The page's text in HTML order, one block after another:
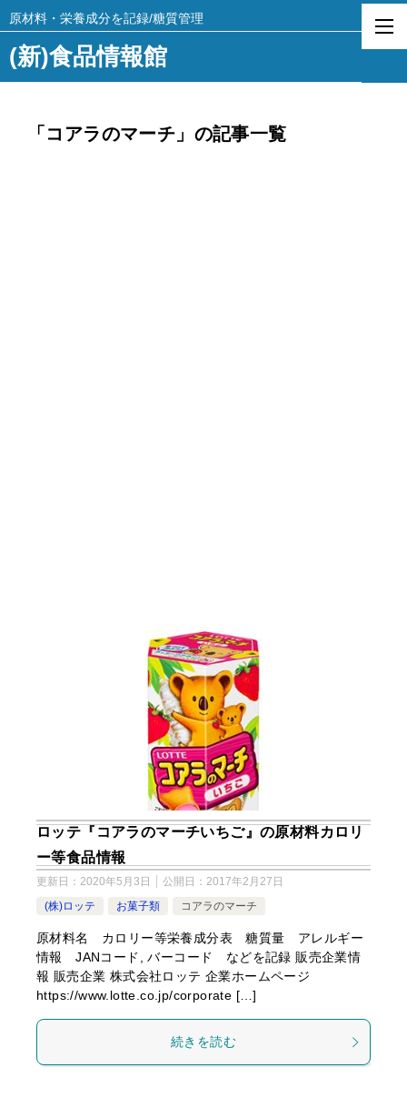
(新)食品情報館
原材料・栄養成分を記録/糖質管理
「コアラのマーチ」の記事一覧
ロッテ『コアラのマーチいちご』の原材料カロリ
ー等食品情報
更新日： 2020年5月3日 公開日： 2017年2月27日
(株)ロッテ
お菓子類 コアラのマーチ
原材料名 カロリー等栄養成分表 糖質量 アレルギー
情報 JANコード, バーコード などを記録 販売企業情
報 販売企業 株式会社ロッテ 企業ホームページ
https://www.lotte.co.jp/corporate […]
続きを読む